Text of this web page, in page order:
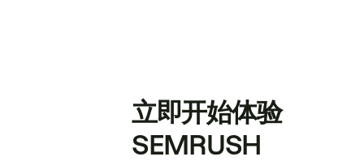
立即开始体验
SEMRUSH